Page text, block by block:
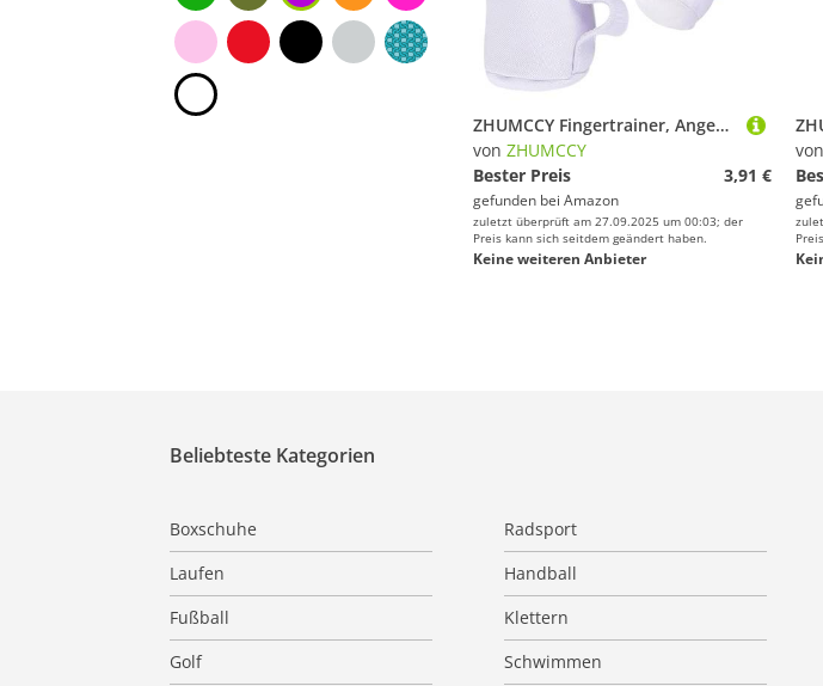
ZHUMCCY Fingertrainer, Angenehmes Handtrainingsgerät, Fitnessgerät Für Musiker, Sportler Und Senioren
von ZHUMCCY
Bester Preis
3,91 €
gefunden bei Amazon
zuletzt überprüft am 27.09.2025 um 00:03; der
Preis kann sich seitdem geändert haben.
Keine weiteren Anbieter
von
Beliebteste Kategorien
Boxschuhe
Radsport
Laufen
Handball
Fußball
Klettern
Golf
Schwimmen